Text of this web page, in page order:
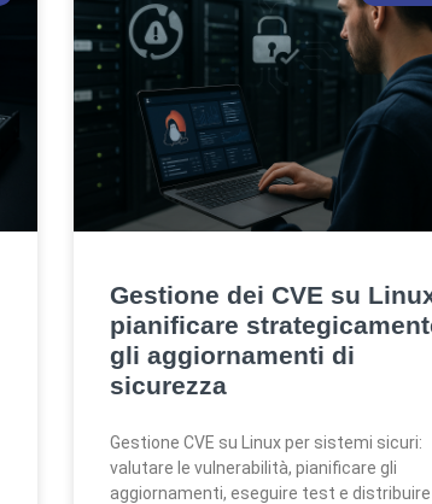
Gestione dei CVE su
pianificare
gli aggiornamenti di
sicurezza
Gestione CVE su Linux per sistemi sicuri:
valutare le vulnerabilità, pianificare gli
aggiornamenti, eseguire test e distribuire